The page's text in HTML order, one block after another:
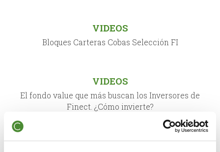
VIDEOS
Bloques Carteras Cobas Selección FI
VIDEOS
El fondo value que más buscan los Inversores de
Finect. ¿Cómo invierte?
BLOG